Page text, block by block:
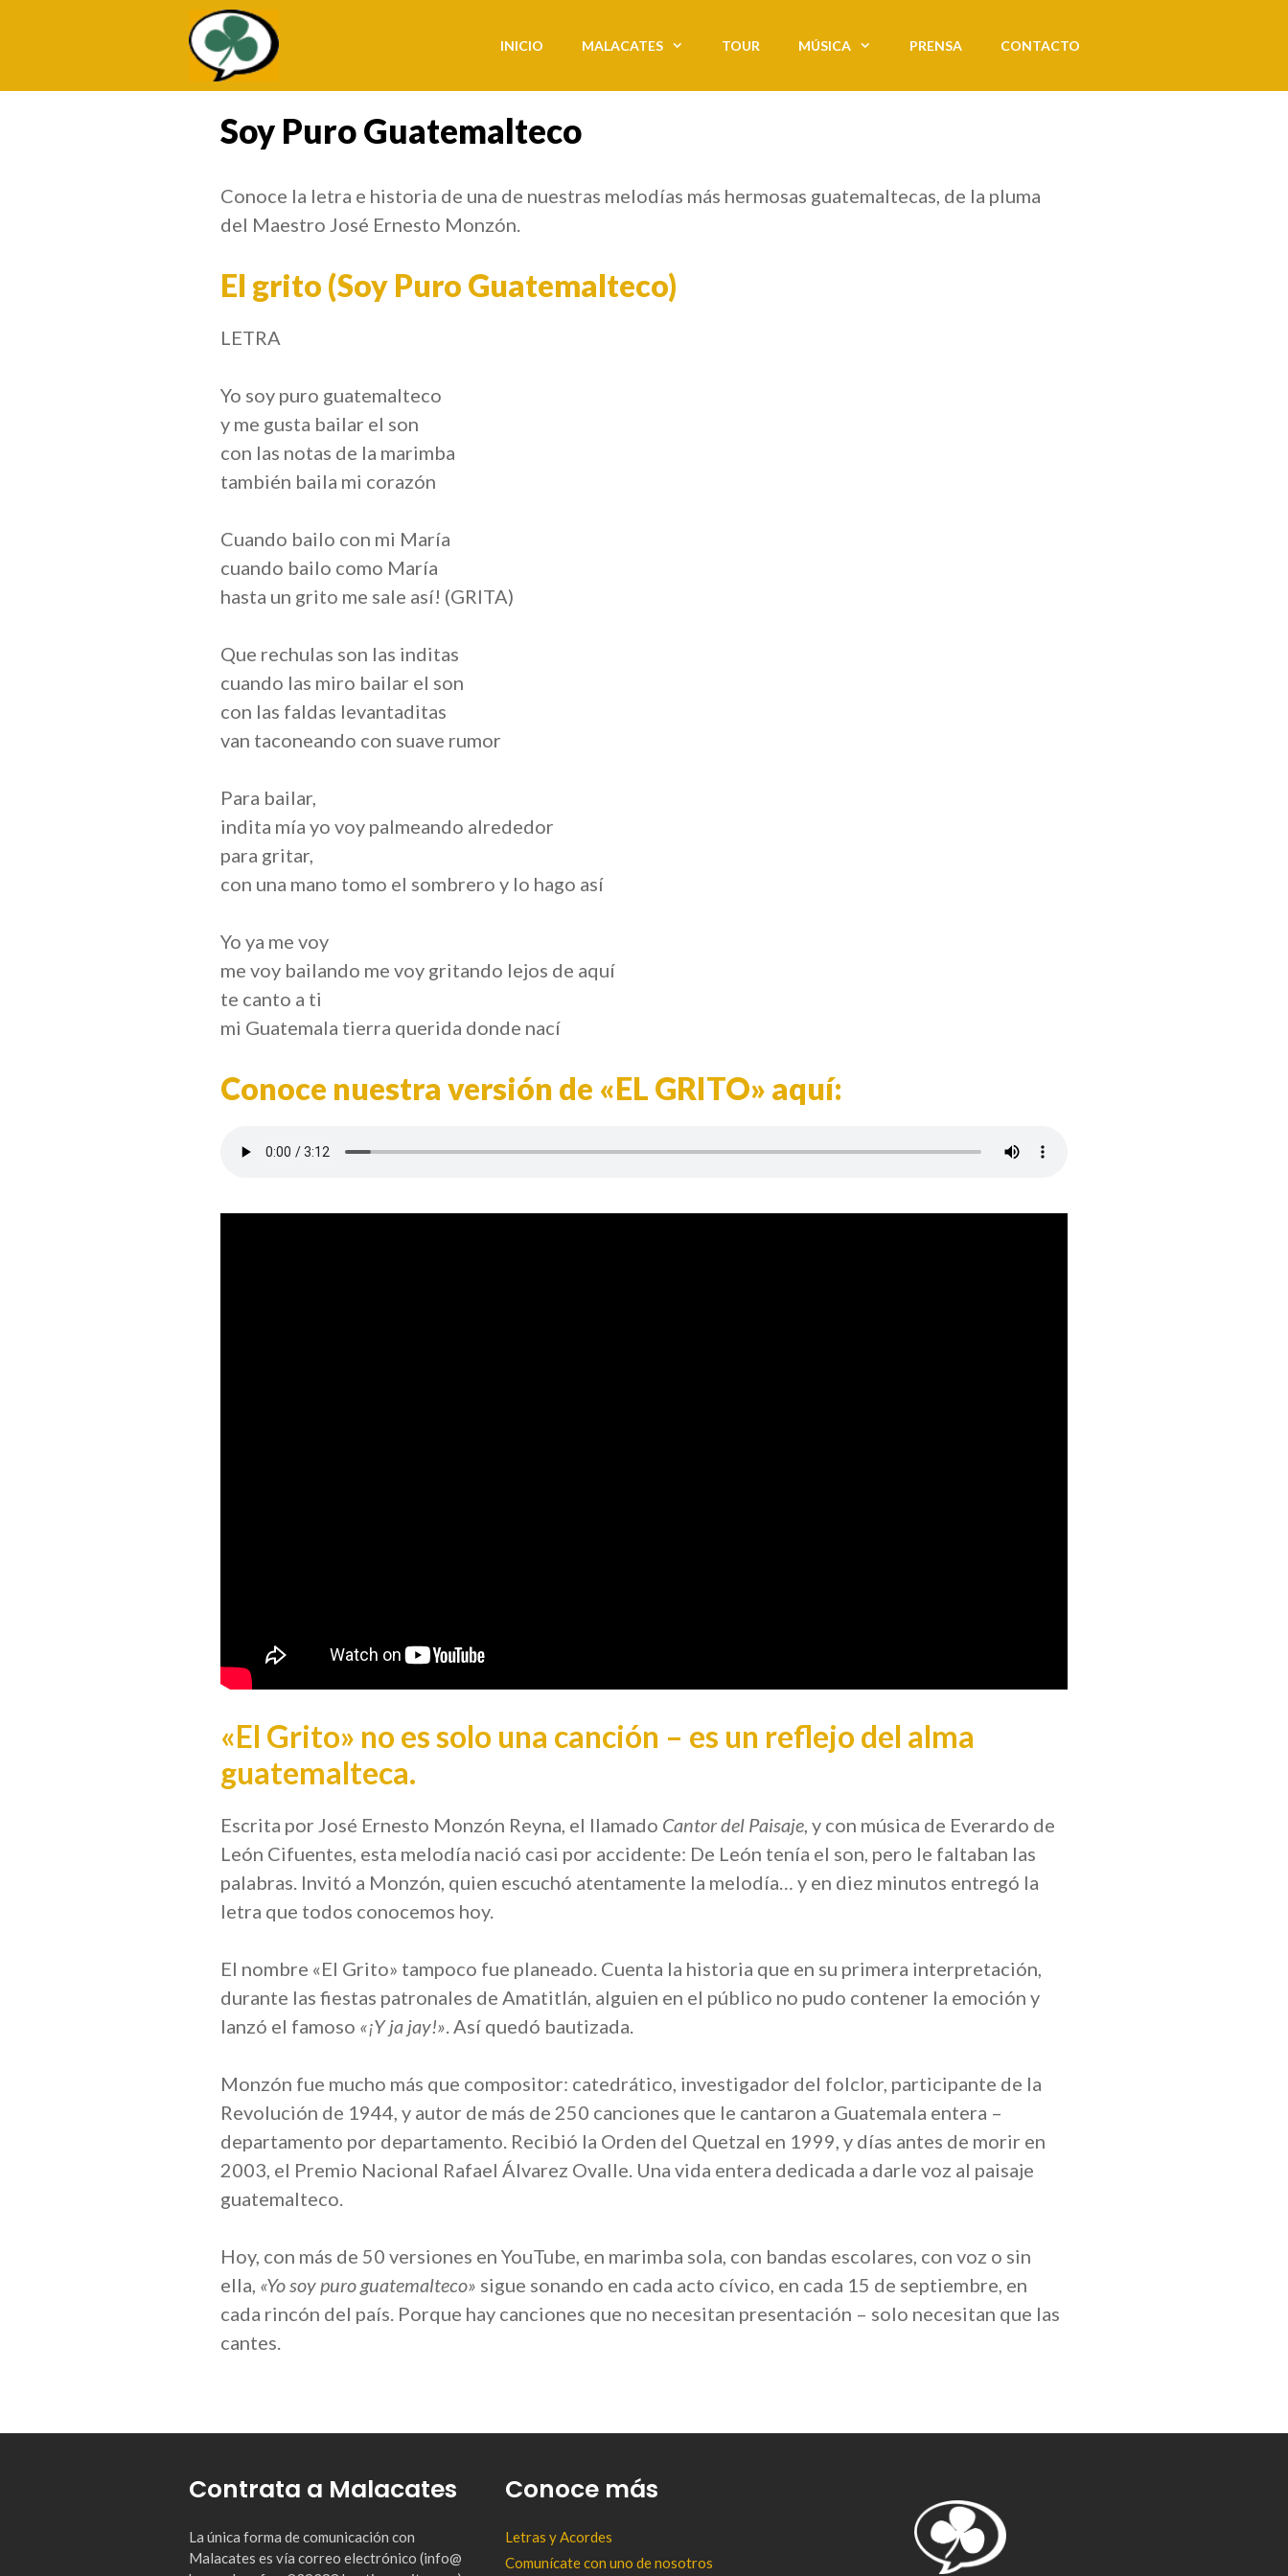
INICIO MALACATES TOUR MÚSICA PRENSA CONTACTO
Soy Puro Guatemalteco
Conoce la letra e historia de una de nuestras melodías más hermosas guatemaltecas, de la pluma
del Maestro José Ernesto Monzón.
El grito (Soy Puro Guatemalteco)
LETRA
Yo soy puro guatemalteco
y me gusta bailar el son
con las notas de la marimba
también baila mi corazón
Cuando bailo con mi María
cuando bailo como María
hasta un grito me sale así! (GRITA)
Que rechulas son las inditas
cuando las miro bailar el son
con las faldas levantaditas
van taconeando con suave rumor
Para bailar,
indita mía yo voy palmeando alrededor
para gritar,
con una mano tomo el sombrero y lo hago así
Yo ya me voy
me voy bailando me voy gritando lejos de aquí
te canto a ti
mi Guatemala tierra querida donde nací
Conoce nuestra versión de «EL GRITO» aquí:
«El Grito» no es solo una canción – es un reflejo del alma
guatemalteca.
Escrita por José Ernesto Monzón Reyna, el llamado Cantor del Paisaje, y con música de Everardo de
León Cifuentes, esta melodía nació casi por accidente: De León tenía el son, pero le faltaban las
palabras. Invitó a Monzón, quien escuchó atentamente la melodía… y en diez minutos entregó la
letra que todos conocemos hoy.
El nombre «El Grito» tampoco fue planeado. Cuenta la historia que en su primera interpretación,
durante las fiestas patronales de Amatitlán, alguien en el público no pudo contener la emoción y
lanzó el famoso «¡Y ja jay!». Así quedó bautizada.
Monzón fue mucho más que compositor: catedrático, investigador del folclor, participante de la
Revolución de 1944, y autor de más de 250 canciones que le cantaron a Guatemala entera –
departamento por departamento. Recibió la Orden del Quetzal en 1999, y días antes de morir en
2003, el Premio Nacional Rafael Álvarez Ovalle. Una vida entera dedicada a darle voz al paisaje
guatemalteco.
Hoy, con más de 50 versiones en YouTube, en marimba sola, con bandas escolares, con voz o sin
ella, «Yo soy puro guatemalteco» sigue sonando en cada acto cívico, en cada 15 de septiembre, en
cada rincón del país. Porque hay canciones que no necesitan presentación – solo necesitan que las
cantes.
Contrata a Malacates
La única forma de comunicación con
Malacates es vía correo electrónico (info@
Conoce más
Letras y Acordes
Comunícate con uno de nosotros